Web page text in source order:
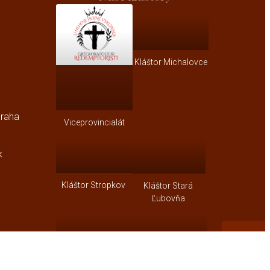
Viceprovincialát
Kláštor Michalovce
Kláštor Stropkov
Kláštor Stará
Ľubovňa